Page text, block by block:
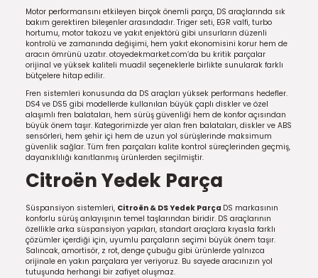
Motor performansını etkileyen birçok önemli parça, DS araçlarında sık
bakım gerektiren bileşenler arasındadır. Triger seti, EGR valfi, turbo
hortumu, motor takozu ve yakıt enjektörü gibi unsurların düzenli
kontrolü ve zamanında değişimi, hem yakıt ekonomisini korur hem de
aracın ömrünü uzatır. otoyedekmarket.com’da bu kritik parçalar
orijinal ve yüksek kaliteli muadil seçeneklerle birlikte sunularak farklı
bütçelere hitap edilir.
Fren sistemleri konusunda da DS araçları yüksek performans hedefler.
DS4 ve DS5 gibi modellerde kullanılan büyük çaplı diskler ve özel
alaşımlı fren balataları, hem sürüş güvenliği hem de konfor açısından
büyük önem taşır. Kategorimizde yer alan fren balataları, diskler ve ABS
sensörleri, hem şehir içi hem de uzun yol sürüşlerinde maksimum
güvenlik sağlar. Tüm fren parçaları kalite kontrol süreçlerinden geçmiş,
dayanıklılığı kanıtlanmış ürünlerden seçilmiştir.
Citroën Yedek Parça
Süspansiyon sistemleri, Citroën & DS Yedek Parça DS markasının
konforlu sürüş anlayışının temel taşlarından biridir. DS araçlarının
özellikle arka süspansiyon yapıları, standart araçlara kıyasla farklı
çözümler içerdiği için, uyumlu parçaların seçimi büyük önem taşır.
Salıncak, amortisör, z rot, denge çubuğu gibi ürünlerde yalnızca
orijinale en yakın parçalara yer veriyoruz. Bu sayede aracınızın yol
tutuşunda herhangi bir zafiyet oluşmaz.